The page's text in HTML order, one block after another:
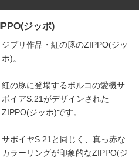
ジッポ)
ジブリ作品・紅の豚のZIPPO(ジッ
ポ)。
紅の豚に登場するポルコの愛機サ
ボイアS.21がデザインされた
ZIPPO(ジッポ)です。
サボイヤS.21と同じく、真っ赤な
カラーリングが印象的なZIPPO(ジ